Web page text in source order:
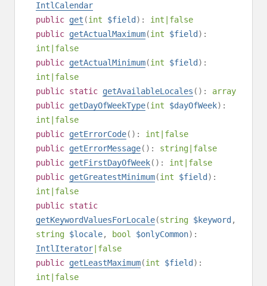
IntlCalendar
public get (int $field ): int
false
public getActualMaximum(int $field ):
int
false
public getActualMinimum(int $field ):
int
false
public static getAvailableLocales (): array
public getDayOfWeekType(int $dayOfWeek):
int
false
public getErrorCode(): int
false
public getErrorMessage(): string false
public getFirstDayOfWeek(): int
false
public getGreatestMinimum(int $field ):
int
false
public static
getKeywordValuesForLocale(string $keyword ,
string $locale, bool $onlyCommon):
IntlIterator false
public getLeastMaximum(int $field ):
int
false